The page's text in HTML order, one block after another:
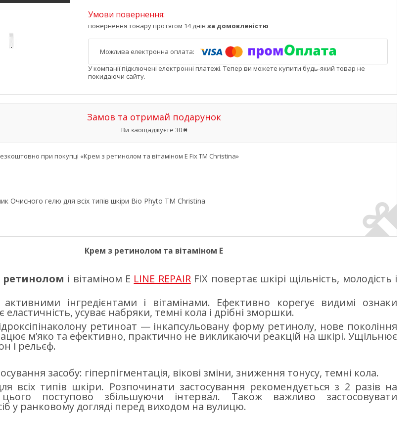
повернення товару протягом 14 днів за домовленістю
У компанії підключені електронні платежі. Тепер ви можете купити будь-який товар не
покидаючи сайту.
Замов та отримай подарунок
Ви заощаджуєте 30 ₴
при покупці «Крем з ретинолом та вітаміном Е Fix TM Christina»
Очисного гелю для всіх типів шкіри Bio Phyto TM Christina
Крем з ретинолом та вітаміном Е
ретинолом і вітаміном Е LINE REPAIRFIX повертає шкірі щільність, молодість і
активними інгредієнтами і вітамінами. Ефективно корегує видимі ознаки
еластичність, усуває набряки, темні кола і дрібні зморшки.
ретиноат — інкапсульовану форму ретинолу, нове покоління
м’яко та ефективно, практично не викликаючи реакцій на шкірі. Ущільнює
і рельєф.
засобу: гіперпігментація, вікові зміни, зниження тонусу, темні кола.
всіх типів шкіри. Розпочинати застосування рекомендується з 2 разів на
поступово збільшуючи інтервал. Також важливо застосовувати
у ранковому догляді перед виходом на вулицю.